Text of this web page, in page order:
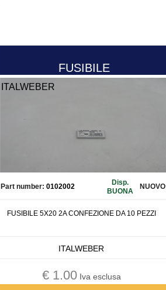
FUSIBILE
ITALWEBER
Part number: 0102002
Disp.
BUONA
NUOVO
FUSIBILE 5X20 2A CONFEZIONE DA 10 PEZZI
ITALWEBER
€ 1.00Iva esclusa